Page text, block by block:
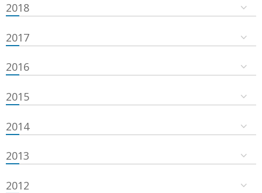
2018
2017
2016
2015
2014
2013
2012